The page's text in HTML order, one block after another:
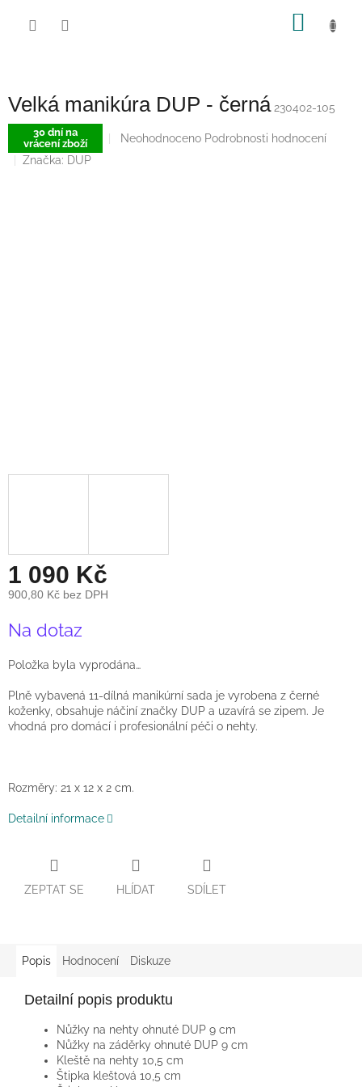
Velká manikúra DUP - černá 230402-105
30 dní na
vrácení zboží
Průměrné
Neohodnoceno Podrobnosti hodnocení
Značka: DUP
1 090 Kč
900,80 Kč bez DPH
cena:
Na dotaz
Položka byla vyprodána…
Plně vybavená 11-dílná manikúrní sada je vyrobena z černé
koženky, obsahuje náčiní značky DUP a uzavírá se zipem. Je
vhodná pro domácí i profesionální péči o nehty.
Rozměry: 21 x 12 x 2 cm.
Detailní informace
ZEPTAT SE HLÍDAT SDÍLET
Popis Hodnocení Diskuze
Detailní popis produktu
Nůžky na nehty ohnuté DUP 9 cm
Nůžky na záděrky ohnuté DUP 9 cm
Kleště na nehty 10,5 cm
Štipka kleštová 10,5 cm